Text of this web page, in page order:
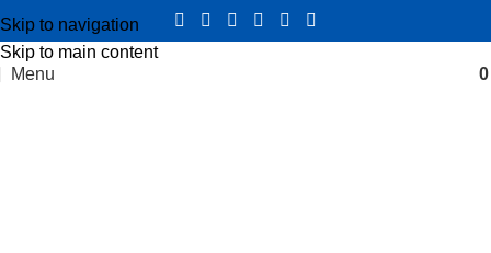
Skip to navigation
Skip to main content
Menu